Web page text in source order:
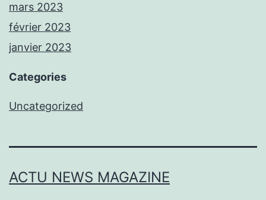
mars 2023
février 2023
janvier 2023
Categories
Uncategorized
ACTU NEWS MAGAZINE